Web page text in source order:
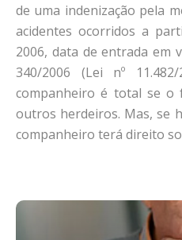
de uma indenização pela
acidentes ocorridos a
2006, data de entrada em
340/2006 (Lei nº
companheiro é total se o
outros herdeiros. Mas, se
companheiro terá direito